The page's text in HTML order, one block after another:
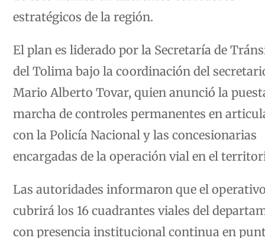
estratégicos de la región.
El plan es liderado por la Secretaría de
del Tolima bajo la coordinación del
Mario Alberto Tovar, quien anunció la
marcha de controles permanentes en
con la Policía Nacional y las concesionarias
encargadas de la operación vial en el
Las autoridades informaron que el
cubrirá los 16 cuadrantes viales del
con presencia institucional continua en